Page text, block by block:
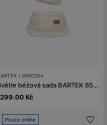
/ 8560284
Světle béžová sada BARTEK 8560284 čepice + nákrčník s merino vlnou
Kč
Pouze online